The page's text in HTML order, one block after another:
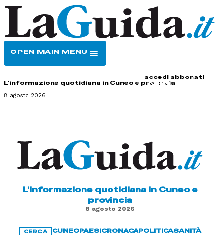
OPEN MAIN MENU
accedi abbonati
L'informazione quotidiana in Cuneo e provincia
8 agosto 2026
L'informazione quotidiana in Cuneo e
provincia
8 agosto 2026
CERCA CUNEOPAESICRONACAPOLITICASANITÀ